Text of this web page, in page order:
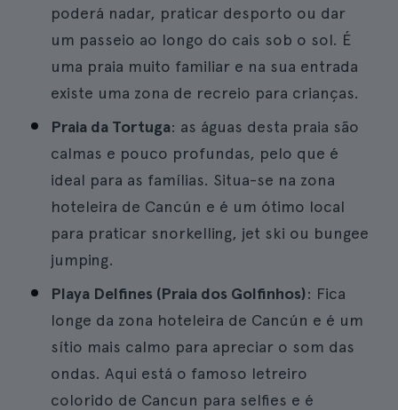
poderá nadar, praticar desporto ou dar
um passeio ao longo do cais sob o sol. É
uma praia muito familiar e na sua entrada
existe uma zona de recreio para crianças.
Praia da Tortuga: as águas desta praia são
calmas e pouco profundas, pelo que é
ideal para as famílias. Situa-se na zona
hoteleira de Cancún e é um ótimo local
para praticar snorkelling, jet ski ou bungee
jumping.
Playa Delfines (Praia dos Golfinhos): Fica
longe da zona hoteleira de Cancún e é um
sítio mais calmo para apreciar o som das
ondas. Aqui está o famoso letreiro
colorido de Cancun para selfies e é